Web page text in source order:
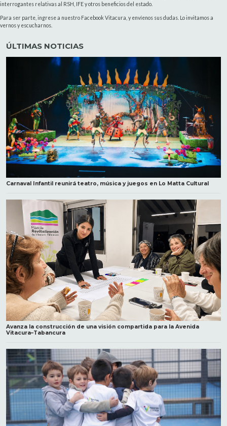
interrogantes relativas al RSH, IFE y otros beneficios del estado.
Para ser parte, ingrese a nuestro Facebook Vitacura, y envíenos sus dudas. Lo invitamos a
vernos y escucharnos.
ÚLTIMAS NOTICIAS
Carnaval Infantil reunirá teatro, música y juegos en Lo Matta Cultural
Avanza la construcción de una visión compartida para la Avenida
Vitacura–Tabancura